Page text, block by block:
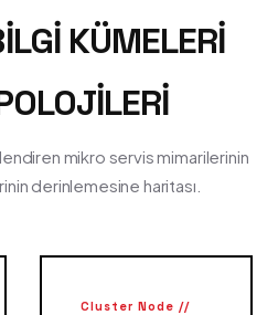
KÜMELERI
mikro servis mimarilerinin
derinlemesine haritası.
Cluster Node //